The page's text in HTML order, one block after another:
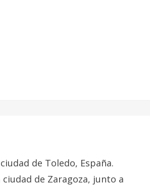
de Toledo, España.
de Zaragoza, junto a